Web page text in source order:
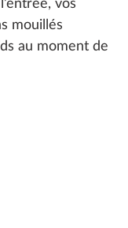
vos
mouillés
au moment de